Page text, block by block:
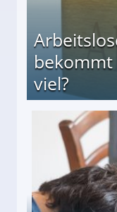
bekommt
viel?
und wie viel?